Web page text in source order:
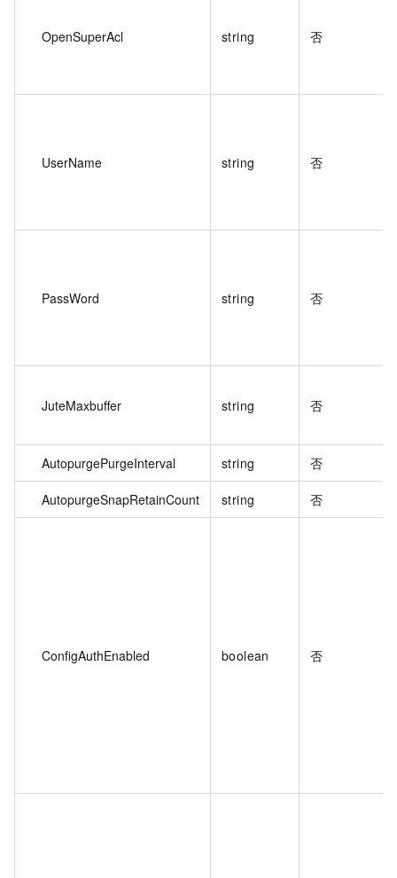
OpenSuperAcl string 否
UserName string 否
PassWord string 否
JuteMaxbuffer string 否
AutopurgePurgeInterval string 否
AutopurgeSnapRetainCount string 否
ConfigAuthEnabled boolean 否